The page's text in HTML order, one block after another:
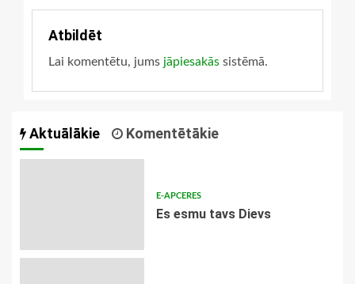
Atbildēt
Lai komentētu, jums jāpiesakās sistēmā.
Aktuālākie Komentētākie
E-APCERES
Es esmu tavs Dievs